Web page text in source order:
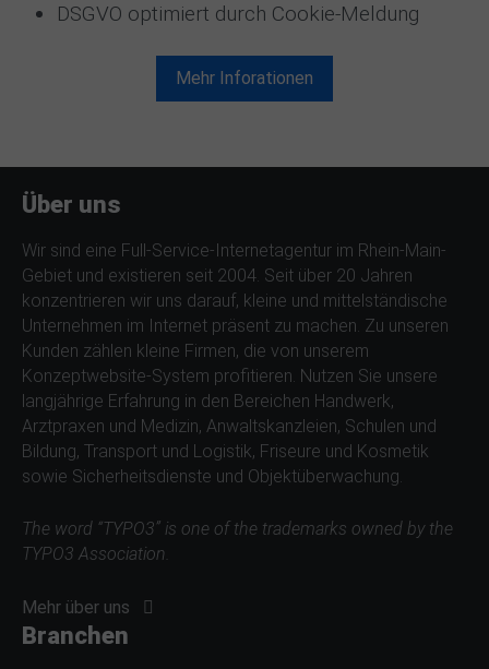
DSGVO optimiert durch Cookie-Meldung
Mehr Inforationen
Über uns
Wir sind eine Full-Service-Internetagentur im Rhein-Main-
Gebiet und existieren seit 2004. Seit über 20 Jahren
konzentrieren wir uns darauf, kleine und mittelständische
Unternehmen im Internet präsent zu machen. Zu unseren
Kunden zählen kleine Firmen, die von unserem
Konzeptwebsite-System profitieren. Nutzen Sie unsere
langjährige Erfahrung in den Bereichen Handwerk,
Arztpraxen und Medizin, Anwaltskanzleien, Schulen und
Bildung, Transport und Logistik, Friseure und Kosmetik
sowie Sicherheitsdienste und Objektüberwachung
The word “TYPO3” is one of the trademarks owned by the
TYPO3 Association.
Mehr über uns
Branchen